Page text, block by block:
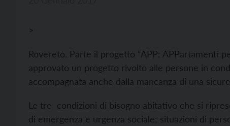
>
Rovereto. Parte il progetto “APP: APPartamenti
approvato un progetto rivolto alle persone in
accompagnata anche dalla mancanza di una
Le tre condizioni di bisogno abitativo che si
di emergenza e urgenza sociale; situazioni di